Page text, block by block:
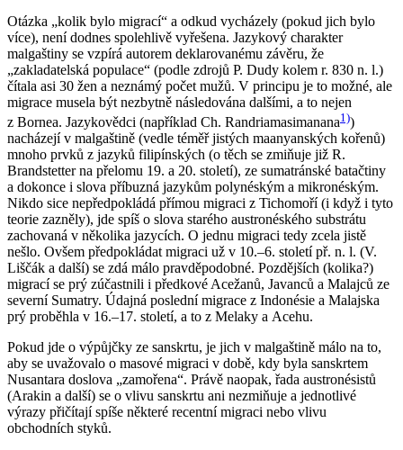
Otázka „kolik bylo migrací“ a odkud vycházely (pokud jich bylo
více), není dodnes spolehlivě vyřešena. Jazykový charakter
malgaštiny se vzpírá autorem deklarovanému závěru, že
„zakladatelská populace“ (podle zdrojů P. Dudy kolem r. 830 n. l.)
čítala asi 30 žen a neznámý počet mužů. V principu je to možné, ale
migrace musela být nezbytně následována dalšími, a to nejen
z Bornea. Jazykovědci (například Ch. Randriamasimanana1))
nacházejí v malgaštině (vedle téměř jistých maanyanských kořenů)
mnoho prvků z jazyků filipínských (o těch se zmiňuje již R.
Brandstetter na přelomu 19. a 20. století), ze sumatránské batačtiny
a dokonce i slova příbuzná jazykům polynéským a mikronéským.
Nikdo sice nepředpokládá přímou migraci z Tichomoří (i když i tyto
teorie zazněly), jde spíš o slova starého austronéského substrátu
zachovaná v několika jazycích. O jednu migraci tedy zcela jistě
nešlo. Ovšem předpokládat migraci už v 10.–6. století př. n. l. (V.
Liščák a další) se zdá málo pravděpodobné. Pozdějších (kolika?)
migrací se prý zúčastnili i předkové Acežanů, Javanců a Malajců ze
severní Sumatry. Údajná poslední migrace z Indonésie a Malajska
prý proběhla v 16.–17. století, a to z Melaky a Acehu.
Pokud jde o výpůjčky ze sanskrtu, je jich v malgaštině málo na to,
aby se uvažovalo o masové migraci v době, kdy byla sanskrtem
Nusantara doslova „zamořena“. Právě naopak, řada austronésistů
(Arakin a další) se o vlivu sanskrtu ani nezmiňuje a jednotlivé
výrazy přičítají spíše některé recentní migraci nebo vlivu
obchodních styků.